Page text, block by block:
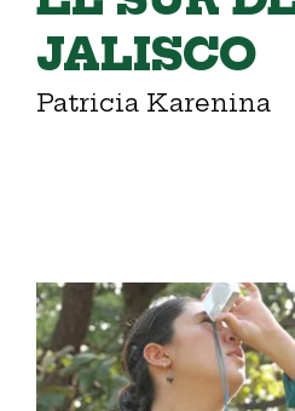
JALISCO
Patricia Karenina